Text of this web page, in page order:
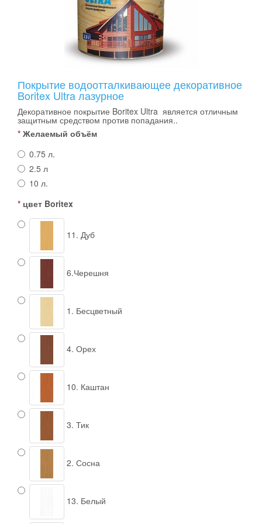
Покрытие водоотталкивающее декоративное
Boritex Ultra лазурное
Декоративное покрытие Boritex Ultra является отличным
защитным средством против попадания..
Желаемый объём
0.75 л.
2.5 л
10 л.
цвет Boritex
11. Дуб
6.Черешня
1. Бесцветный
4. Орех
10. Каштан
3. Тик
2. Сосна
13. Белый